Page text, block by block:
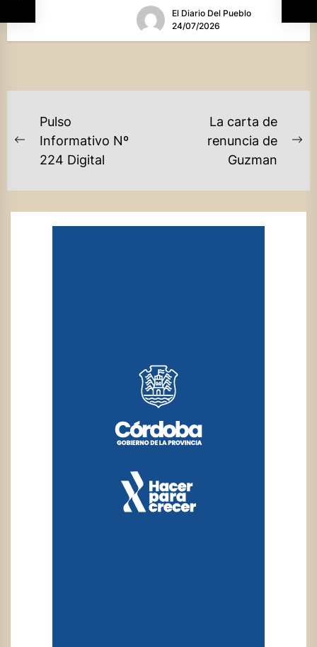
mandatario...El Diario Del Pueblo
24/07/2026
NAVEGACIÓN
DE
ENTRADAS
Previous
post:
Pulso
Informativo Nº
224 Digital
La carta de
renuncia de
Guzman